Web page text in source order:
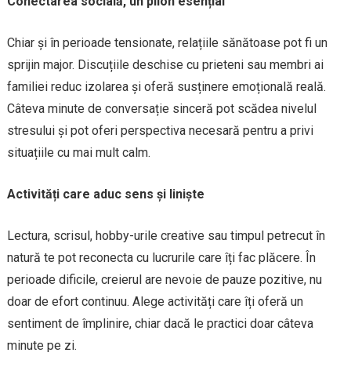
Chiar și în perioade tensionate, relațiile sănătoase pot fi un
sprijin major. Discuțiile deschise cu prieteni sau membri ai
familiei reduc izolarea și oferă susținere emoțională reală.
Câteva minute de conversație sinceră pot scădea nivelul
stresului și pot oferi perspectiva necesară pentru a privi
situațiile cu mai mult calm.
Activități care aduc sens și liniște
Lectura, scrisul, hobby-urile creative sau timpul petrecut în
natură te pot reconecta cu lucrurile care îți fac plăcere. În
perioade dificile, creierul are nevoie de pauze pozitive, nu
doar de efort continuu. Alege activități care îți oferă un
sentiment de împlinire, chiar dacă le practici doar câteva
minute pe zi.